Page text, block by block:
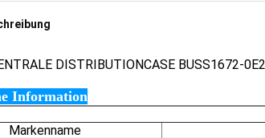
DISTRIBUTIONCASE BUSS1672-
Information
Markenname